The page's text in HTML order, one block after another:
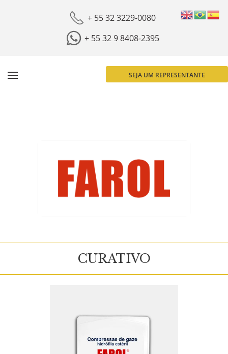
+ 55 32 3229-0080
+ 55 32 9 8408-2395
SEJA UM REPRESENTANTE
CURATIVO